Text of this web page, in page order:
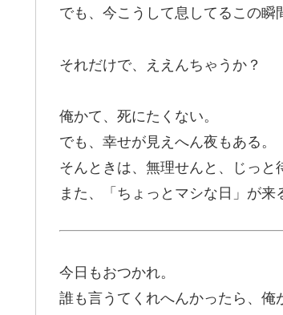
でも、今こうして息してるこの瞬
それだけで、ええんちゃうか？
俺かて、死にたくない。
でも、幸せが見えへん夜もある。
そんときは、無理せんと、じっと
また、「ちょっとマシな日」が来
今日もおつかれ。
誰も言うてくれへんかったら、俺